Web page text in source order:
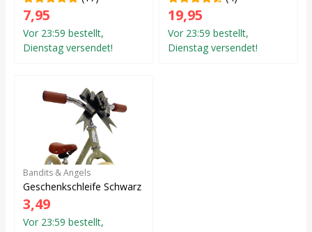
7,95
Vor 23:59 bestellt,
Dienstag versendet!
19,95
Vor 23:59 bestellt,
Dienstag versendet!
Bandits & Angels
Geschenkschleife Schwarz
3,49
Vor 23:59 bestellt,